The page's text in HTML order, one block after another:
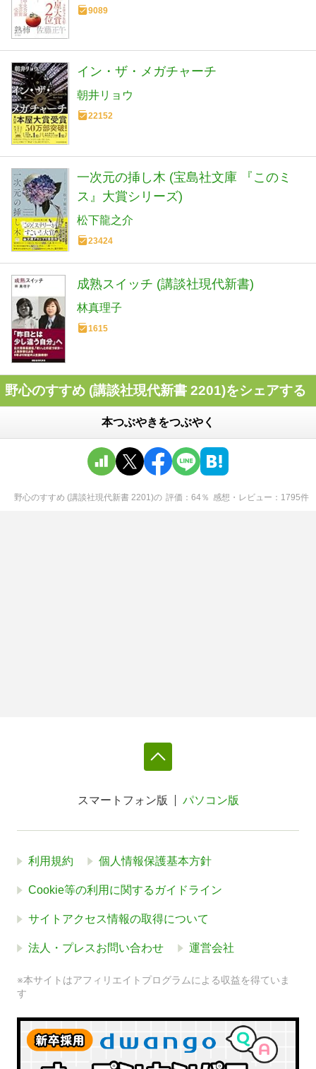
9089
イン・ザ・メガチャーチ
朝井リョウ
22152
一次元の挿し木 (宝島社文庫 『このミ
ス』大賞シリーズ)
松下龍之介
23424
成熟スイッチ (講談社現代新書)
林真理子
1615
野心のすすめ (講談社現代新書 2201)をシェアする
本つぶやきをつぶやく
野心のすすめ (講談社現代新書 2201)の 評価 64％ 感想・レビュー 1795件
スマートフォン版 パソコン版
利用規約 個人情報保護基本方針
Cookie等の利用に関するガイドライン
サイトアクセス情報の取得について
法人・プレスお問い合わせ 運営会社
※本サイトはアフィリエイトプログラムによる収益を得ていま
す